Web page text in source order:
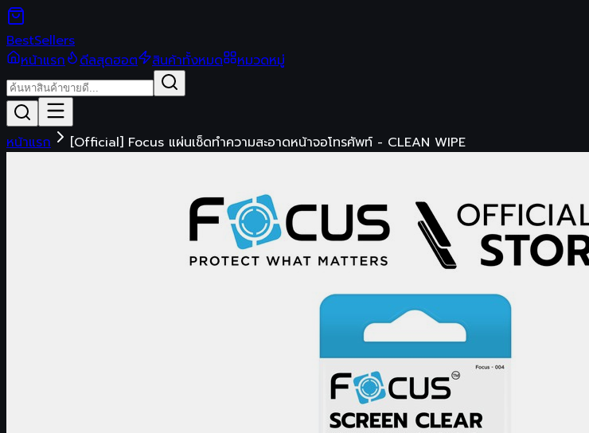
BestSellers
หน้าแรก
ดีลสุดฮอต สินค้าทั้งหมด หมวดหมู่
หน้าแรก [Official] Focus แผ่นเช็ดทำความสะอาดหน้าจอโทรศัพท์ - CLEAN WIPE